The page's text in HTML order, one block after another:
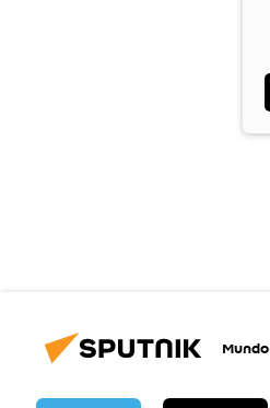
Mundo